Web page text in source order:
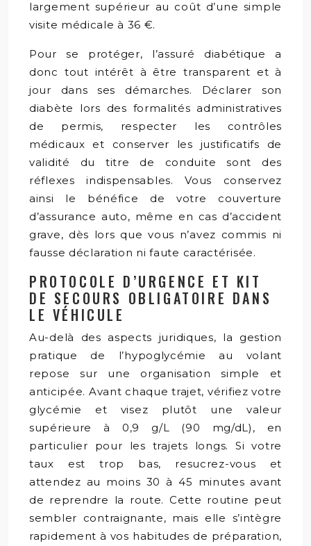
largement supérieur au coût d’une simple
visite médicale à 36 €.
Pour se protéger, l’assuré diabétique a
donc tout intérêt à être transparent et à
jour dans ses démarches. Déclarer son
diabète lors des formalités administratives
de permis, respecter les contrôles
médicaux et conserver les justificatifs de
validité du titre de conduite sont des
réflexes indispensables. Vous conservez
ainsi le bénéfice de votre couverture
d’assurance auto, même en cas d’accident
grave, dès lors que vous n’avez commis ni
fausse déclaration ni faute caractérisée.
PROTOCOLE D’URGENCE ET KIT
DE SECOURS OBLIGATOIRE DANS
LE VÉHICULE
Au-delà des aspects juridiques, la gestion
pratique de l’hypoglycémie au volant
repose sur une organisation simple et
anticipée. Avant chaque trajet, vérifiez votre
glycémie et visez plutôt une valeur
supérieure à 0,9 g/L (90 mg/dL), en
particulier pour les trajets longs. Si votre
taux est trop bas, resucrez-vous et
attendez au moins 30 à 45 minutes avant
de reprendre la route. Cette routine peut
sembler contraignante, mais elle s’intègre
rapidement à vos habitudes de préparation,